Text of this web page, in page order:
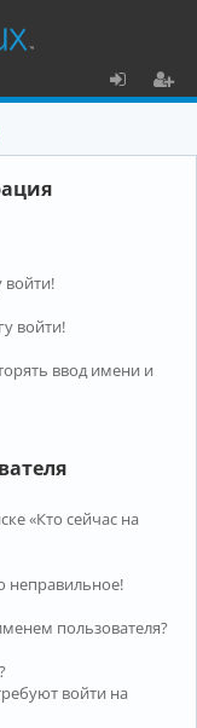
о
и
войти!
войти!
ввод имени и
«Кто сейчас на
неправильное!
пользователя?
войти на